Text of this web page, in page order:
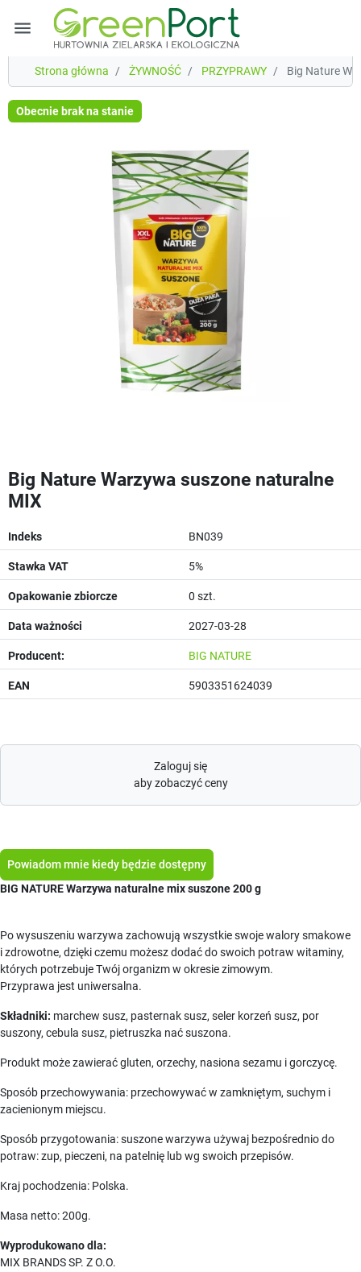
menu
Strona główna ŻYWNOŚĆ PRZYPRAWY Big Nature
Obecnie brak na stanie
Big Nature Warzywa suszone naturalne
MIX
Indeks BN039
Stawka VAT 5%
Opakowanie zbiorcze 0 szt.
Data ważności 2027-03-28
Producent: BIG NATURE
EAN 5903351624039
Zaloguj się
aby zobaczyć ceny
Powiadom mnie kiedy będzie dostępny
BIG NATURE Warzywa naturalne mix suszone 200 g
Po wysuszeniu warzywa zachowują wszystkie swoje walory smakowe
i zdrowotne, dzięki czemu możesz dodać do swoich potraw witaminy,
których potrzebuje Twój organizm w okresie zimowym.
Przyprawa jest uniwersalna.
Składniki: marchew susz, pasternak susz, seler korzeń susz, por
suszony, cebula susz, pietruszka nać suszona.
Produkt może zawierać gluten, orzechy, nasiona sezamu i gorczycę.
Sposób przechowywania: przechowywać w zamkniętym, suchym i
zacienionym miejscu.
Sposób przygotowania: suszone warzywa używaj bezpośrednio do
potraw: zup, pieczeni, na patelnię lub wg swoich przepisów.
Kraj pochodzenia: Polska.
Masa netto: 200g.
Wyprodukowano dla:
MIX BRANDS SP. Z O.O.